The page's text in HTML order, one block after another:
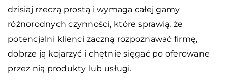
dzisiaj rzeczą prostą i wymaga całej gamy
różnorodnych czynności, które sprawią, że
potencjalni klienci zaczną rozpoznawać firmę,
dobrze ją kojarzyć i chętnie sięgać po oferowane
przez nią produkty lub usługi.